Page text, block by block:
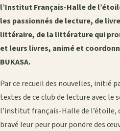
l’Institut Français-Halle de
les passionnés de lecture, de
littéraire, de la littérature qui
et leurs livres, animé et
BUKASA.
Par ce recueil des nouvelles, initié
textes de ce club de lecture avec le
l’institut français-Halle de l’étoile,
bravé leur peur pour pondre des